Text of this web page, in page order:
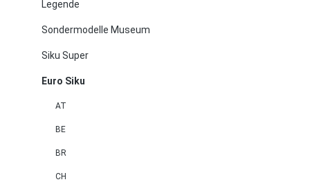
Legende
Sondermodelle Museum
Siku Super
Euro Siku
AT
BE
BR
CH